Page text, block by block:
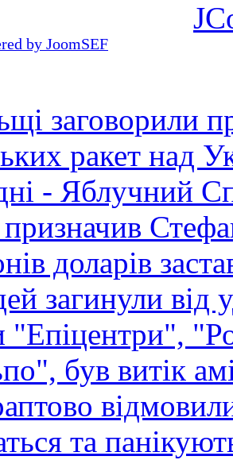
by JoomSEF
заговорили
ракет над
- Яблучний
доларів
загинули від
"Епіцентри",
був витік
та